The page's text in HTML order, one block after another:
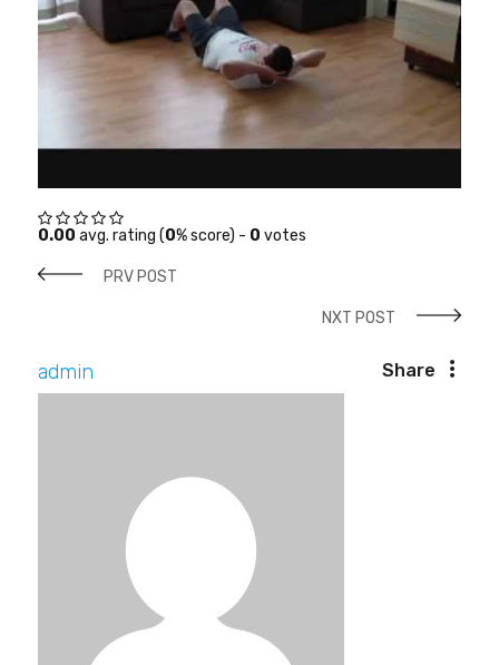
0.00 avg. rating (0% score) - 0 votes
PRV POST
NXT POST
Share
admin